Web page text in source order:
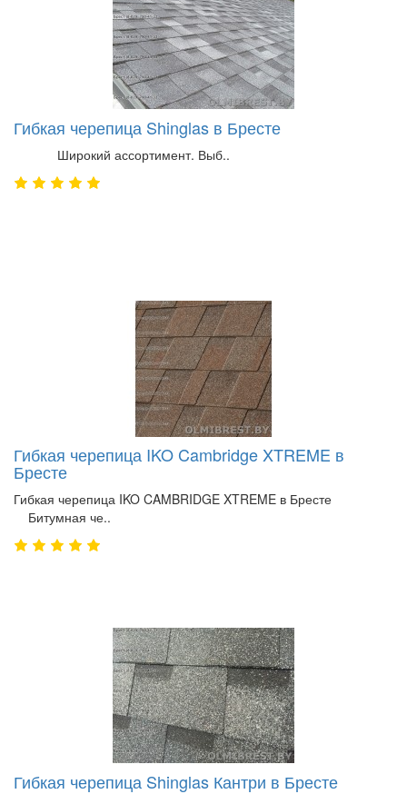
Гибкая черепица Shinglas в Бресте
Широкий ассортимент. Выб..
Гибкая черепица IKO Cambridge XTREME в
Бресте
Гибкая черепица IKO CAMBRIDGE XTREME в Бресте
Битумная че..
Гибкая черепица Shinglas Кантри в Бресте